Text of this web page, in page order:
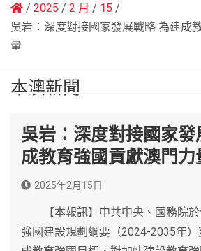
2025 2 月
15
吳岩：深度對接國家發展戰略 為建成
量
本澳新聞
吳岩：深度對接國家發
成教育強國貢獻澳門力
2025年2月15日
【本報訊】中共中央、國務院於
強國建設規劃綱要（2024-2035年